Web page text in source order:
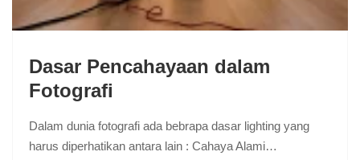
Dasar Pencahayaan dalam
Fotografi
Dalam dunia fotografi ada bebrapa dasar lighting yang
harus diperhatikan antara lain : Cahaya Alami…